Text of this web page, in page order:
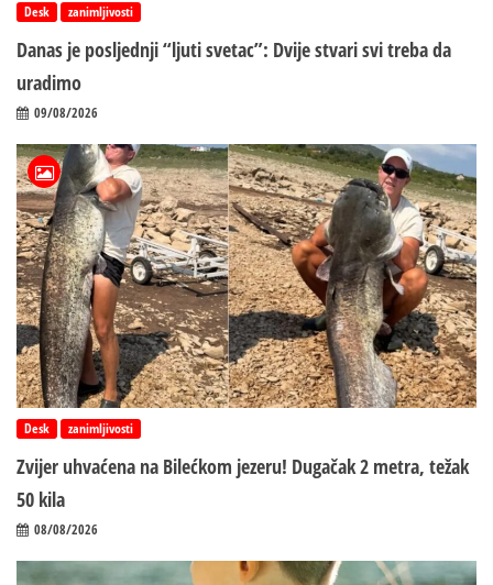
Desk zanimljivosti
Danas je posljednji “ljuti svetac”: Dvije stvari svi treba da
uradimo
09/08/2026
Desk zanimljivosti
Zvijer uhvaćena na Bilećkom jezeru! Dugačak 2 metra, težak
50 kila
08/08/2026